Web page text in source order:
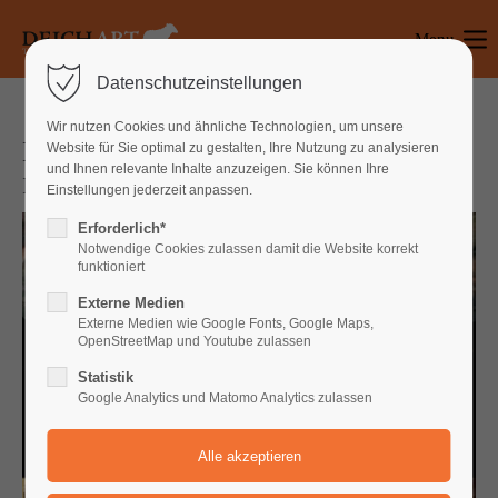
Login
Benutzername
Passwort
Anmelden
Register
Lorem ipsum dolor sit amet:
Menu
BABYLON KIEL
Ins Herz der Finsternis von Jens Raschke
Datenschutzeinstellungen
Wir nutzen Cookies und ähnliche Technologien, um unsere
Website für Sie optimal zu gestalten, Ihre Nutzung zu analysieren
und Ihnen relevante Inhalte anzuzeigen. Sie können Ihre
Einstellungen jederzeit anpassen.
Erforderlich*
Notwendige Cookies zulassen damit die Website korrekt
funktioniert
Externe Medien
Externe Medien wie Google Fonts, Google Maps,
OpenStreetMap und Youtube zulassen
Statistik
Google Analytics und Matomo Analytics zulassen